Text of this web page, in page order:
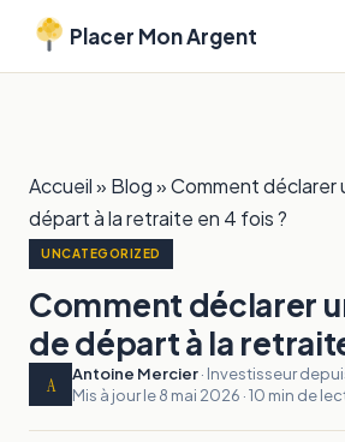
Placer Mon Argent
Accueil» Blog»Comment déclarer
départ à la retraite en 4 fois ?
UNCATEGORIZED
Comment déclarer
de départ à la
A Antoine Mercier· Investisseur
Mis à jour le 8 mai 2026 · 10 min de